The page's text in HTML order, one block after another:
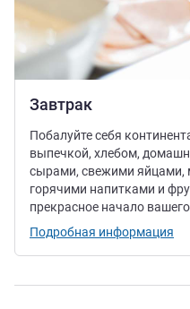
Завтрак
Побалуйте себя
выпечкой, хлебом,
сырами, свежими яйцами,
горячими напитками и
прекрасное начало
Подробная информация